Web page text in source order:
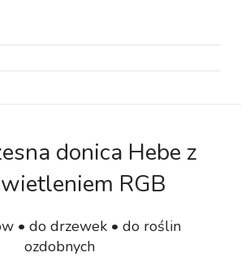
donica Hebe z
RGB
• do drzewek • do roślin
ozdobnych